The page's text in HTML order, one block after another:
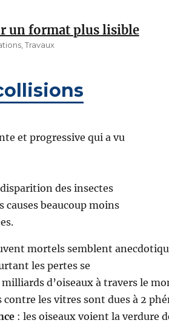
un format plus lisible
, Travaux
et progressive qui a vu
des insectes
causes beaucoup moins
mortels semblent
les pertes se
d’oiseaux à travers le
contre les vitres sont dues à 2
: les oiseaux voient la verdure